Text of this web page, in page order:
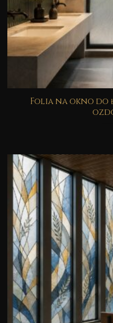
Folia na okno do